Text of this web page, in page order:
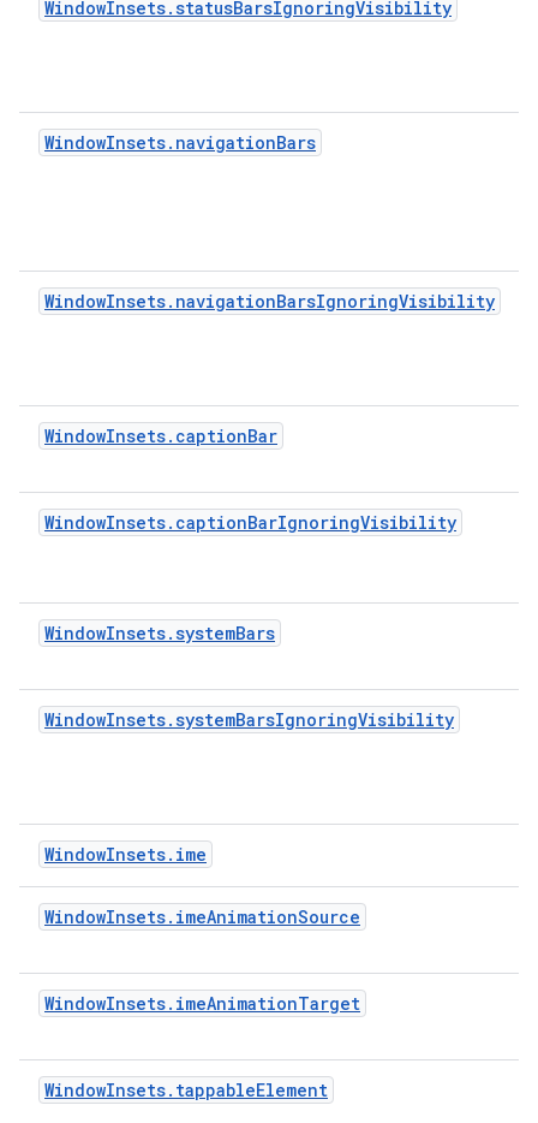
WindowInsets.statusBarsIgnoringVisibility
WindowInsets.navigationBars
WindowInsets.navigationBarsIgnoringVisibility
WindowInsets.captionBar
WindowInsets.captionBarIgnoringVisibility
WindowInsets.systemBars
WindowInsets.systemBarsIgnoringVisibility
WindowInsets.ime
WindowInsets.imeAnimationSource
WindowInsets.imeAnimationTarget
WindowInsets.tappableElement